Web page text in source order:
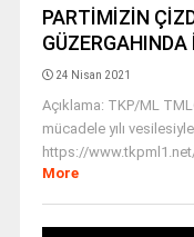
PARTİMİZİN
24 Nisan 2021
Açıklama: TKP/ML
mücadele yılı
https://
More